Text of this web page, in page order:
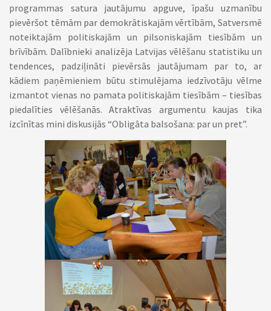
programmas satura jautājumu apguve, īpašu uzmanību
pievēršot tēmām par demokrātiskajām vērtībām, Satversmē
noteiktajām politiskajām un pilsoniskajām tiesībām un
brīvībām. Dalībnieki analizēja Latvijas vēlēšanu statistiku un
tendences, padziļināti pievērsās jautājumam par to, ar
kādiem paņēmieniem būtu stimulējama iedzīvotāju vēlme
izmantot vienas no pamata politiskajām tiesībām – tiesības
piedalīties vēlēšanās. Atraktīvas argumentu kaujas tika
izcīnītas mini diskusijās “Obligāta balsošana: par un pret”.